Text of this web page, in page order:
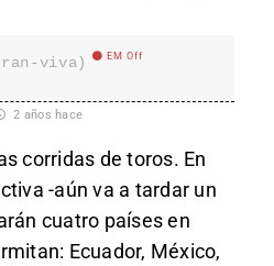
viva) EM Off
2 años hace
corridas de toros. En
-aún va a tardar un
cuatro países en
Ecuador, México,